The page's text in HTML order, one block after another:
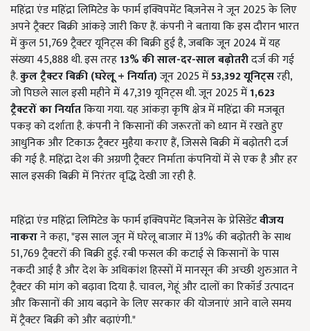
महिंद्रा एंड महिंद्रा लिमिटेड के फार्म इक्विपमेंट बिज़नेस ने जून 2025 के लिए
अपने ट्रैक्टर बिक्री आंकड़े जारी किए हैं. कंपनी ने बताया कि इस दौरान भारत
में कुल 51,769 ट्रैक्टर यूनिट्स की बिक्री हुई है, जबकि जून 2024 में यह
संख्या 45,888 थी. इस तरह13%की साल-दर-साल बढ़ोतरीदर्ज की गई
है.कुल ट्रैक्टर बिक्री (घरेलू + निर्यात)जून 2025 में53,392यूनिट्सरही,
जो पिछले साल इसी महीने में 47,319 यूनिट्स थी. जून 2025 में1,623
ट्रैक्टरों का निर्यातकिया गया. यह आंकड़ा कृषि क्षेत्र में महिंद्रा की मजबूत
पकड़ को दर्शाता है. कंपनी ने किसानों की जरूरतों को ध्यान में रखते हुए
आधुनिक और टिकाऊ ट्रैक्टर मुहैया कराए हैं, जिससे बिक्री में बढ़ोतरी दर्ज
की गई है. महिंद्रा देश की अग्रणी ट्रैक्टर निर्माता कंपनियों में से एक है और हर
साल इसकी बिक्री में निरंतर वृद्धि देखी जा रही है.
महिंद्रा एंड महिंद्रा लिमिटेड के फार्म इक्विपमेंट बिज़नेस के प्रेसिडेंटवीजय
नाकराने कहा, "इस साल जून में घरेलू बाजार में 13% की बढ़ोतरी के साथ
51,769 ट्रैक्टरों की बिक्री हुई. रबी फसल की कटाई से किसानों के पास
नकदी आई है और देश के अधिकांश हिस्सों में मानसून की अच्छी शुरुआत ने
ट्रैक्टर की मांग को बढ़ावा दिया है. चावल, गेहूं और दालों का रिकॉर्ड उत्पादन
और किसानों की आय बढ़ाने के लिए सरकार की योजनाएं आने वाले समय
में ट्रैक्टर बिक्री को और बढ़ाएंगी."